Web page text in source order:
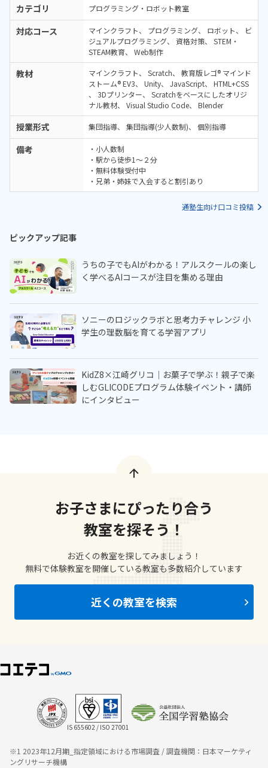
カテゴリ プログラミング・ロボット教室
対応コース マインクラフト プログラミング ロボット
ビ
ジュアルプログラミング
資格対策
STEM・
STEAM教育
Web制作
教材 マインクラフト Scratch
教育版レゴ® マインド
ストーム® EV3
Unity JavaScript
HTML+CSS
3Dプリンター
Scratchをベースにしたオリジ
ナル教材
Visual Studio Code Blender
授業形式 集団指導 集団指導(少人数制) 個別指導
備考
・小人数制
・駅から徒歩1～２分
・無料体験受付中
・兄弟・姉妹で入会すると割引あり
通塾生向け口コミ投稿
ピックアップ記事
うちの子でもAIがわかる！アルスクールの楽し
く学べるAIコースが注目を集める理由
ソニーのロジックラボと思考力チャレンジ 小
学生の理数脳を育てる学習アプリ
KidZ8×江崎グリコ｜お菓子で学ぶ！親子で楽
しむGLICODEプログラム体験イベント・講師
にインタビュー
お子さまにぴったり合う
教室を探そう！
お近くの教室を探してみましょう！
無料で体験教室を開催している教室も多数紹介しています
近くの教室を検索
IS 655602 / ISO 27001
※1 2023年12月期_指定領域における市場調査 / 調査機関：日本マーケティ
ングリサーチ機構